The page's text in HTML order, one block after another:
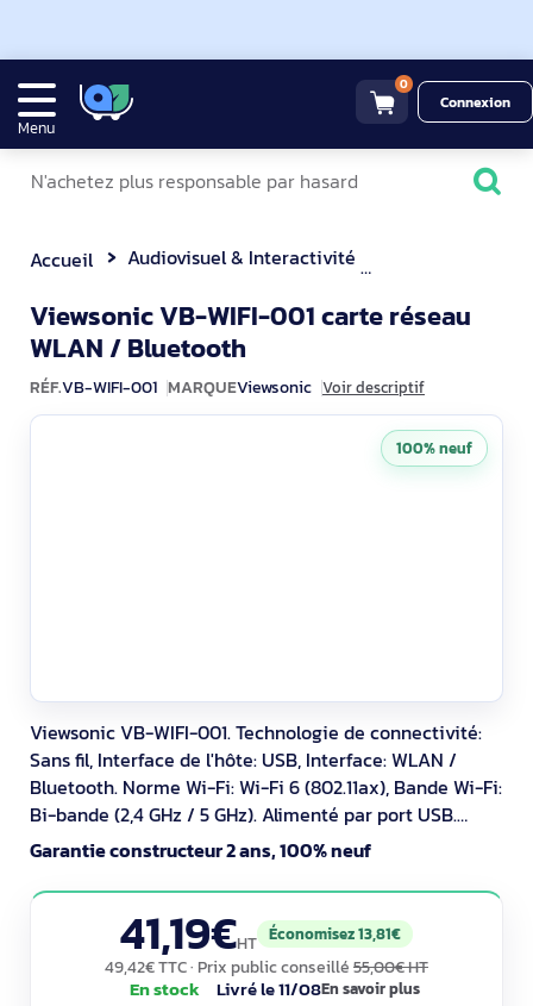
Menu
0
Connexion
Accueil Audiovisuel & Interactivité
Viewsonic VB-WIFI-001 carte réseau
WLAN / Bluetooth
RÉF.VB-WIFI-001 MARQUEViewsonic Voir descriptif
Viewsonic VB-WIFI-001. Technologie de connectivité:
Sans fil, Interface de l'hôte: USB, Interface: WLAN /
Bluetooth. Norme Wi-Fi: Wi-Fi 6 (802.11ax), Bande Wi-Fi:
Bi-bande (2,4 GHz / 5 GHz). Alimenté par port USB.
Couleur du produit: Noir
Garantie constructeur 2 ans, 100% neuf
41,19€HT Économisez 13,81€
49,42€ TTC· Prix public conseillé 55,00€ HT
En stock Livré le 11/08En savoir plus
100% neuf